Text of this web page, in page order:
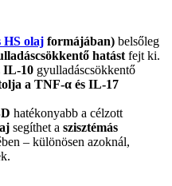
HS olaj formájában) belsőleg
hatást fejt ki.
IL-10 gyulladáscsökkentő
a TNF-α és IL-17
hatékonyabb a célzott
segíthet a szisztémás
– különösen azoknál,